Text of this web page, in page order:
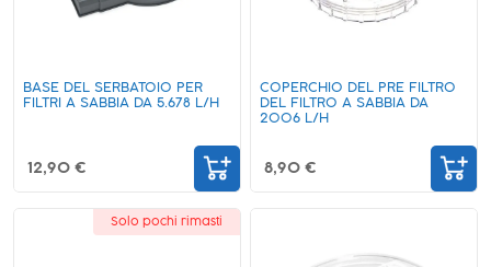
BASE DEL SERBATOIO PER
FILTRI A SABBIA DA 5.678 L/H
12,90 €
COPERCHIO DEL PRE FILTRO
DEL FILTRO A SABBIA DA
2006 L/H
8,90 €
Solo pochi rimasti